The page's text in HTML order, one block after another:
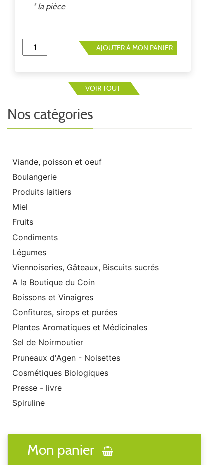
* la pièce
AJOUTER À MON PANIER
VOIR TOUT
Nos catégories
Viande, poisson et oeuf
Boulangerie
Produits laitiers
Miel
Fruits
Condiments
Légumes
Viennoiseries, Gâteaux, Biscuits sucrés
A la Boutique du Coin
Boissons et Vinaigres
Confitures, sirops et purées
Plantes Aromatiques et Médicinales
Sel de Noirmoutier
Pruneaux d'Agen - Noisettes
Cosmétiques Biologiques
Presse - livre
Spiruline
Mon panier